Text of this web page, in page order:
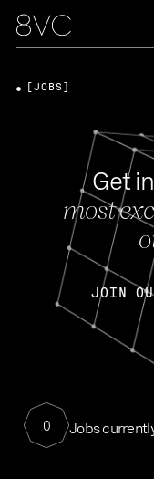
Get
most
JOIN
0 Jobs
[JOBS]